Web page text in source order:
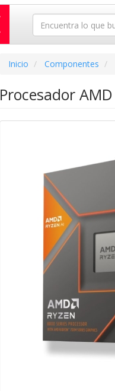
Inicio Componentes
Procesador